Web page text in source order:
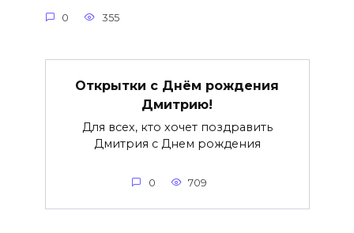
0 355
Открытки с Днём рождения
Дмитрию!
Для всех, кто хочет поздравить
Дмитрия с Днем рождения
0 709